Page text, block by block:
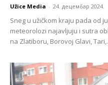
Užice Media - 24. децембар 2024.
Sneg u užičkom kraju pada od
meteorolozi najavljuju i sutra
na Zlatiboru, Borovoj Glavi,